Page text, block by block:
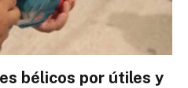
bélicos por útiles y